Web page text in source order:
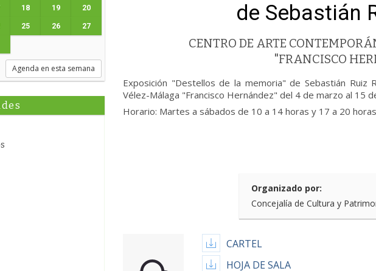
18 19 20
25 26 27
Agenda en esta semana
de Sebastián
CENTRO DE ARTE
"FRANCISCO
Exposición "Destellos de la memoria" de Sebastián
Vélez-Málaga "Francisco Hernández" del 4 de marzo al 15
Horario: Martes a sábados de 10 a 14 horas y 17 a 20
Organizado por:
Concejalía de Cultura y
CARTEL
HOJA DE SALA